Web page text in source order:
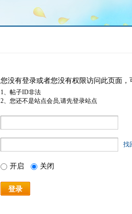
您没有登录或者您没有权限访问此页面
1、帖子ID非法
2、您还不是站点会员,请先登录站点
找
开启 关闭
登录